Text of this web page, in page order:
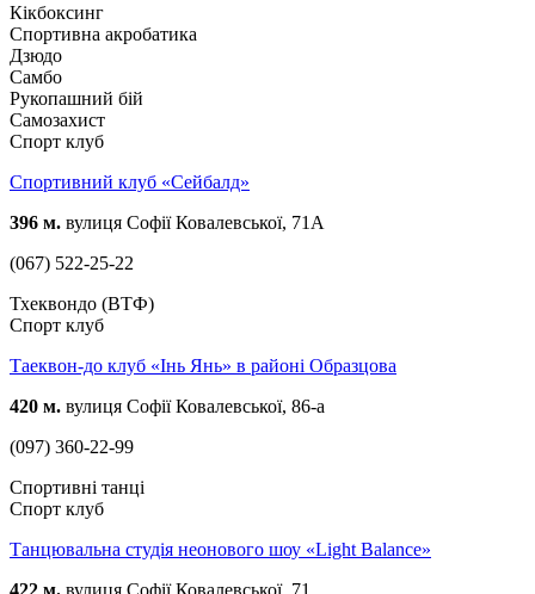
Кікбоксинг
Спортивна акробатика
Дзюдо
Самбо
Рукопашний бій
Самозахист
Спорт клуб
Спортивний клуб «Сейбалд»
396 м. вулиця Софії Ковалевської, 71А
(067) 522-25-22
Тхеквондо (ВТФ)
Спорт клуб
Таеквон-до клуб «Інь Янь» в районі Образцова
420 м. вулиця Софії Ковалевської, 86-а
(097) 360-22-99
Спортивні танці
Спорт клуб
Танцювальна студія неонового шоу «Light Balance»
422 м. вулиця Софії Ковалевської, 71